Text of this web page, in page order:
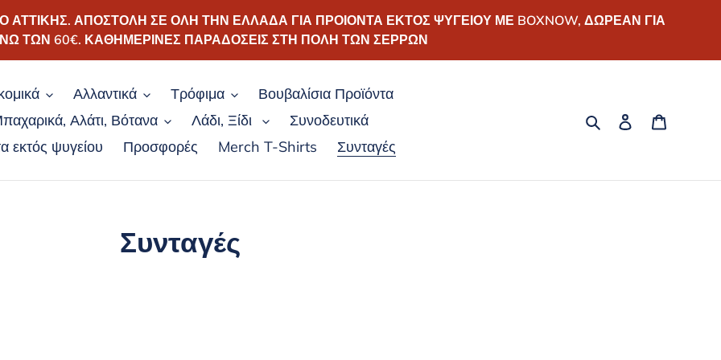
ΑΠΟΣΤΟΛΗ ΣΕ ΟΛΗ ΤΗΝ ΕΛΛΑΔΑ ΓΙΑ ΠΡΟΙΟΝΤΑ ΕΚΤΟΣ ΨΥΓΕΙΟΥ ΜΕ BOXNOW, ΔΩΡΕΑΝ ΓΙΑ
ΤΩΝ 60€. ΚΑΘΗΜΕΡΙΝΕΣ ΠΑΡΑΔΟΣΕΙΣ ΣΤΗ ΠΟΛΗ ΤΩΝ ΣΕΡΡΩΝ
Αλλαντικά Τρόφιμα
Βουβαλίσια Προϊόντα
Αλάτι, Βότανα
Λάδι, Ξίδι
Συνοδευτικά
εκτός ψυγείου
Προσφορές Merch T-Shirts Συνταγές
Αναζήτηση
Σύνδεση
Συνταγές